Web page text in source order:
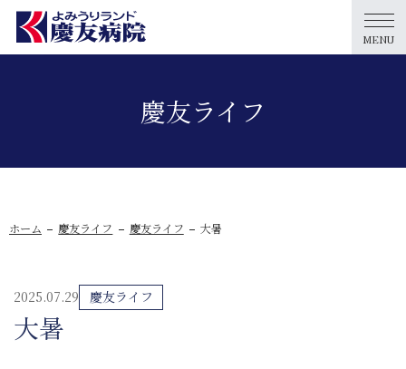
MENU
慶友ライフ
ホーム 慶友ライフ 慶友ライフ 大暑
2025.07.29 慶友ライフ
大暑